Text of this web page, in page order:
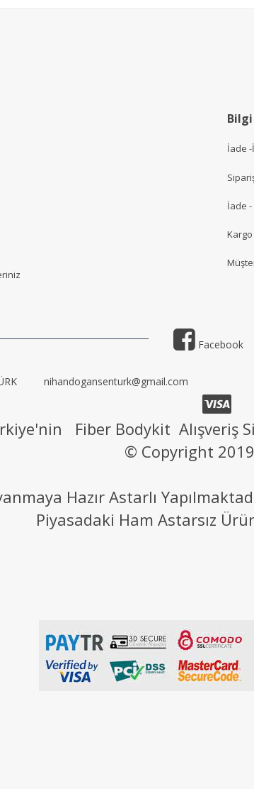
İade -
İade -
Kargo
Facebook
nihandogansenturk@gmail.com
Fiber Bodykit Alışveriş
© Copyright
Hazır Astarlı
Piyasadaki Ham Astarsız